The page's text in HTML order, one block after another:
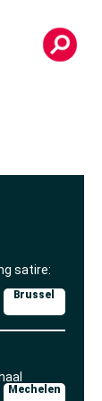
satire:
Brussel
Mechelen